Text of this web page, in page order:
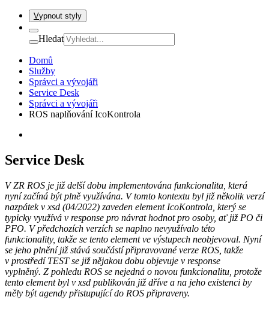
Vypnout styly
Hledat
Domů
Služby
Správci a vývojáři
Service Desk
Správci a vývojáři
ROS naplňování IcoKontrola
Service Desk
V ZR ROS je již delší dobu implementována funkcionalita, která
nyní začíná být plně využívána. V tomto kontextu byl již několik verzí
nazpátek v xsd (04/2022) zaveden element IcoKontrola, který se
typicky využívá v response pro návrat hodnot pro osoby, ať již PO či
PFO. V předchozích verzích se naplno nevyužívalo této
funkcionality, takže se tento element ve výstupech neobjevoval. Nyní
se jeho plnění již stává součástí připravované verze ROS, takže
v prostředí TEST se již nějakou dobu objevuje v response
vyplněný. Z pohledu ROS se nejedná o novou funkcionalitu, protože
tento element byl v xsd publikován již dříve a na jeho existenci by
měly být agendy přistupující do ROS připraveny.